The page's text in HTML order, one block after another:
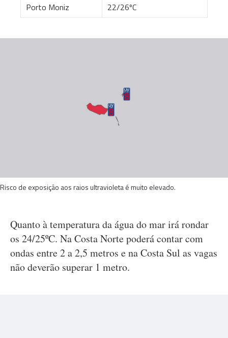
Porto Moniz
22/26ºC
Risco de exposição aos raios ultravioleta é muito elevado.
Quanto à temperatura da água do mar irá rondar
os 24/25ºC. Na Costa Norte poderá contar com
ondas entre 2 a 2,5 metros e na Costa Sul as vagas
não deverão superar 1 metro.